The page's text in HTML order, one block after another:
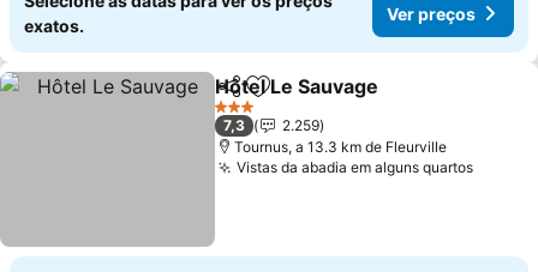
exatos.
Ver preços
PartilharAdicionar aos favoritos
Hôtel Le Sauvage
3 Estrelas
7,3
2.259
Tournus, a 13.3 km de Fleurville
Vistas da abadia em alguns quartos